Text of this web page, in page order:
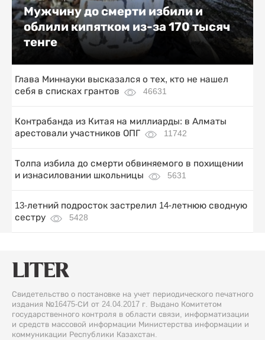
Мужчину до смерти избили и
облили кипятком из-за 170 тысяч
тенге
Глава Миннауки высказался о тех, кто не нашел
себя в списках грантов
46631
Контрабанда из Китая на миллиарды: в Алматы
арестовали участников ОПГ
11742
Толпа избила до смерти обвиняемого в похищении
и изнасиловании школьницы
5631
13-летний подросток застрелил 14-летнюю сводную
сестру
5428
Свидетельство о постановке на учет периодического печатного
издания №16475-СИ от 24.04.2017 г. Выдано Комитетом
государственного контроля в области связи, информатизации
и средств массовой информации Министерства информации и
коммуникации Республики Казахстан.